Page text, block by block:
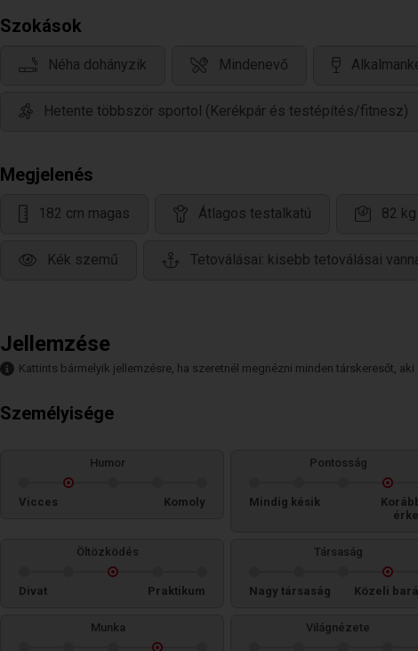
Szokások
Néha dohányzik Mindenevő
Hetente többször sportol (Kerékpár és testépítés/fitnesz)
Megjelenés
182 cm magas Átlagos testalkatú 82 kg
Kék szemű Tetoválásai: kisebb tetoválásai
Jellemzése
Kattints bármelyik jellemzésre, ha szeretnél megnézni minden társkeresőt,
Személyisége
Humor
Vicces Komoly
Pontosság
Mindig késik
Öltözködés
Divat Praktikum
Társaság
Nagy társaság Közeli
Munka Világnézete